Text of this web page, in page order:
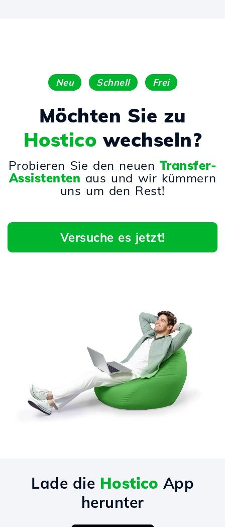
Neu Schnell Frei
Möchten Sie zu
Hostico wechseln?
Probieren Sie den neuen Transfer-
Assistenten aus und wir kümmern
uns um den Rest!
Versuche es jetzt!
Lade die Hostico App
herunter